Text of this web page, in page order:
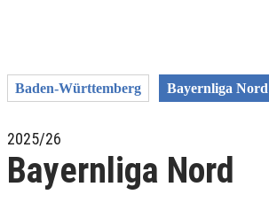
Baden-Württemberg Bayernliga Nord
2025/26
Bayernliga Nord